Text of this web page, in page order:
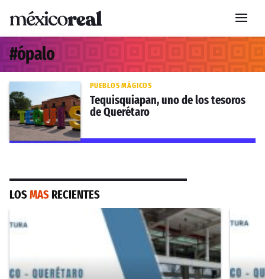
#ópalo
PUEBLOS MÁGICOS
Tequisquiapan, uno de los tesoros
de Querétaro
LOSMAS RECIENTES